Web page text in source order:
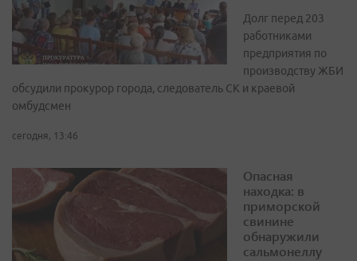
Долг перед 203
работниками
предприятия по
производству ЖБИ
обсудили прокурор города, следователь СК и краевой
омбудсмен
сегодня, 13:46
Опасная
находка: в
приморской
свинине
обнаружили
сальмонеллу